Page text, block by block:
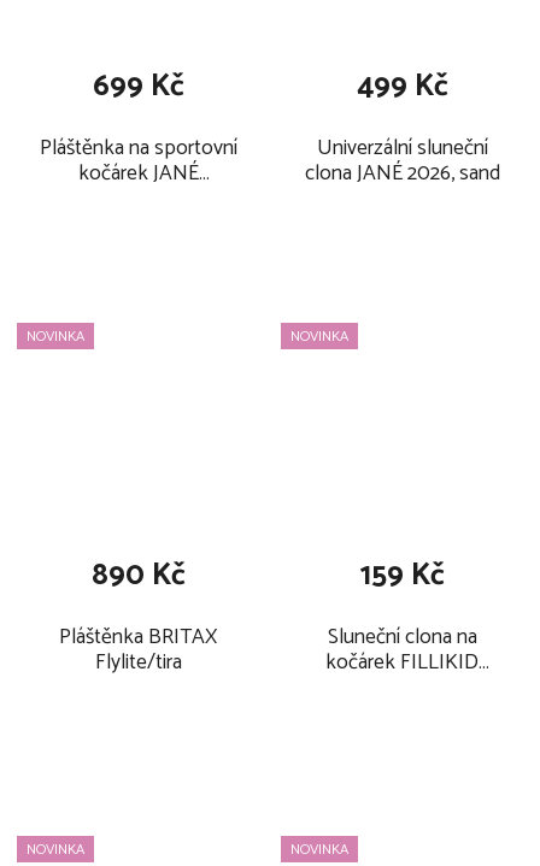
Pláštěnka na sportovní
kočárek JANÉ
699 Kč
Univerzální sluneční
clona JANÉ 2026, sand
499 Kč
NOVINKA
Pláštěnka BRITAX
Flylite/tira
890 Kč
NOVINKA
Sluneční clona na
kočárek FILLIKID
159 Kč
NOVINKA NOVINKA